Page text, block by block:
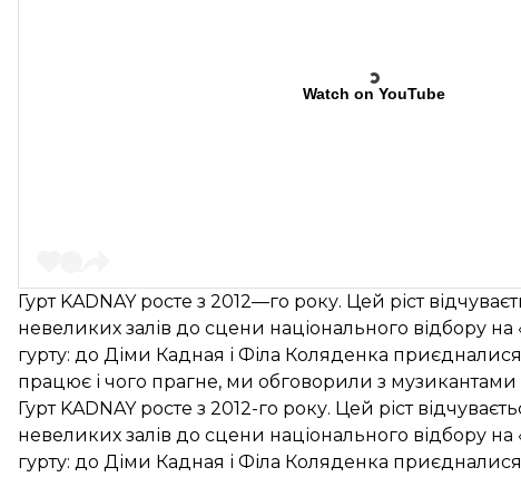
Watch on YouTube
Гурт KADNAY росте з 2012—го року. Цей ріст
невеликих залів до сцени національного відбору на
гурту: до Діми Кадная і Філа Коляденка
працює і чого прагне, ми обговорили з музикантами
Гурт KADNAY росте з 2012-го року. Цей ріст
невеликих залів до сцени національного відбору на
гурту: до Діми Кадная і Філа Коляденка